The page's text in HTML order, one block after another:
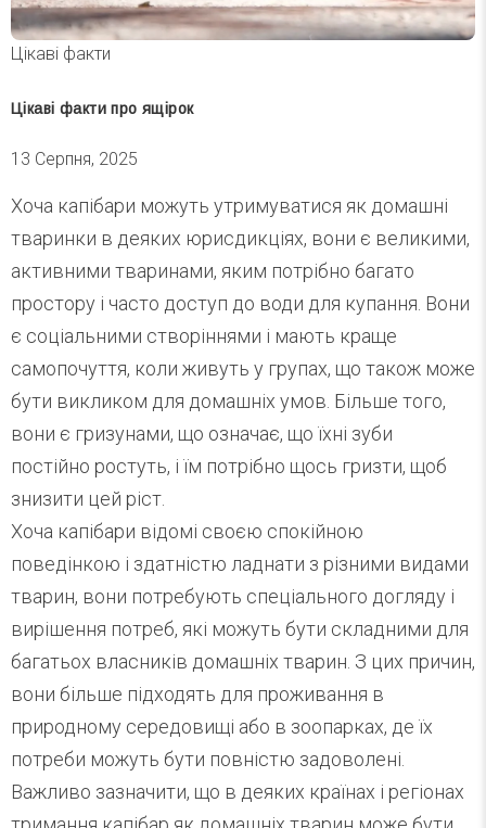
Цікаві факти
Цікаві факти про ящірок
13 Серпня, 2025
Хоча капібари можуть утримуватися як домашні
тваринки в деяких юрисдикціях, вони є великими,
активними тваринами, яким потрібно багато
простору і часто доступ до води для купання. Вони
є соціальними створіннями і мають краще
самопочуття, коли живуть у групах, що також може
бути викликом для домашніх умов. Більше того,
вони є гризунами, що означає, що їхні зуби
постійно ростуть, і їм потрібно щось гризти, щоб
знизити цей ріст.
Хоча капібари відомі своєю спокійною
поведінкою і здатністю ладнати з різними видами
тварин, вони потребують спеціального догляду і
вирішення потреб, які можуть бути складними для
багатьох власників домашніх тварин. З цих причин,
вони більше підходять для проживання в
природному середовищі або в зоопарках, де їх
потреби можуть бути повністю задоволені.
Важливо зазначити, що в деяких країнах і регіонах